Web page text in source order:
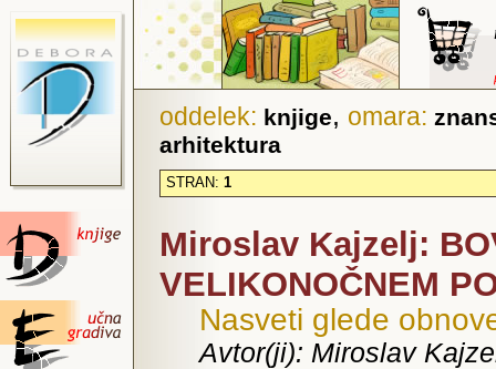
oddelek: knjige, omara:
arhitektura
STRAN: 1
Miroslav Kajzelj:
VELIKONOČNEM
Nasveti glede
Avtor(ji): Miroslav